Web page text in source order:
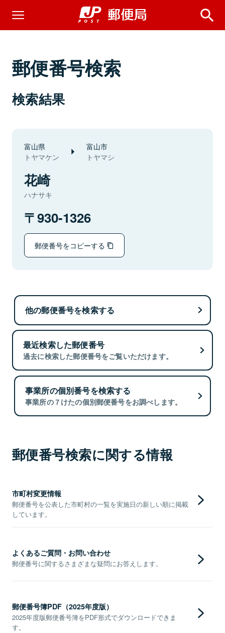
郵便番号検索
検索結果
富山県
トヤマケン
富山市
トヤマシ
花崎
ハナサキ
930-1326
郵便番号をコピーする
他の郵便番号を検索する
最近検索した郵便番号
過去に検索した郵便番号をご覧いただけます。
事業所の個別番号を検索する
事業所の７けたの個別郵便番号をお調べします。
郵便番号検索に関する情報
市町村変更情報
郵便番号を公表した市町村の一覧を実施日の新しい順に掲載
しています。
よくあるご質問・お問い合わせ
郵便番号に関するさまざまな疑問にお答えします。
郵便番号簿PDF（2025年度版）
2025年度版郵便番号簿をPDF形式でダウンロードできま
す。